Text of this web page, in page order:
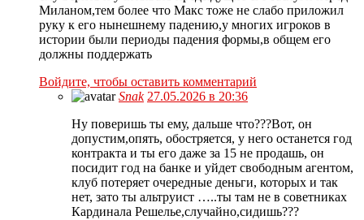
Миланом,тем более что Макс тоже не слабо приложил
руку к его нынешнему падению,у многих игроков в
истории были периоды падения формы,в общем его
должны поддержать
Войдите, чтобы оставить комментарий
Snak 27.05.2026 в 20:36
Ну поверишь ты ему, дальше что???Вот, он
допустим,опять, обостряется, у него останется год
контракта и ты его даже за 15 не продашь, он
посидит год на банке и уйдет свободным агентом,
клуб потеряет очередные деньги, которых и так
нет, зато ты альтруист …..ты там не в советниках
Кардинала Решелье,случайно,сидишь???